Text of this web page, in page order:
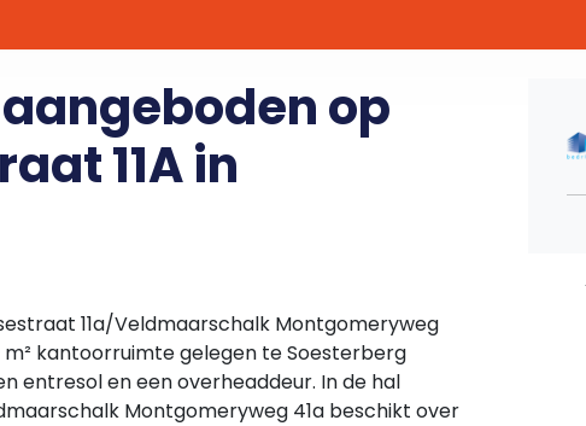
op
11A in
11a/Veldmaarschalk Montgomeryweg
m² kantoorruimte gelegen te Soesterberg
entresol en een overheaddeur. In de hal
Montgomeryweg 41a beschikt over